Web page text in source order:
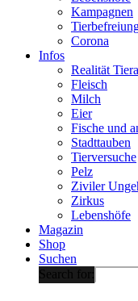
Kampagnen
Corona
Infos
Realität
Fleisch
Milch
Eier
Fische und
Stadttauben
Tierversuche
Pelz
Ziviler
Zirkus
Lebenshöfe
Magazin
Shop
Suchen
Search for: